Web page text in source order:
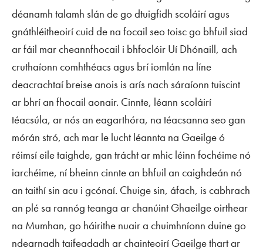
déanamh talamh slán de go dtuigfidh scoláirí agus
gnáthléitheoirí cuid de na focail seo toisc go bhfuil siad
ar fáil mar cheannfhocail i bhfoclóir Uí Dhónaill, ach
cruthaíonn comhthéacs agus brí iomlán na líne
deacrachtaí breise anois is arís nach sáraíonn tuiscint
ar bhrí an fhocail aonair. Cinnte, léann scoláirí
téacsúla, ar nós an eagarthóra, na téacsanna seo gan
mórán stró, ach mar le lucht léannta na Gaeilge ó
réimsí eile taighde, gan trácht ar mhic léinn fochéime nó
iarchéime, ní bheinn cinnte an bhfuil an caighdeán nó
an taithí sin acu i gcónaí. Chuige sin, áfach, is cabhrach
an plé sa rannóg teanga ar chanúint Ghaeilge oirthear
na Mumhan, go háirithe nuair a chuimhníonn duine go
ndearnadh taifeadadh ar chainteoirí Gaeilge thart ar